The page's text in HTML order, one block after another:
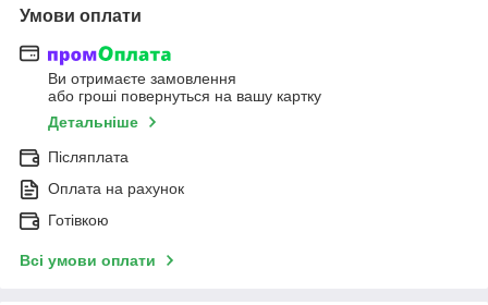
Умови оплати
Ви отримаєте замовлення
або гроші повернуться на вашу картку
Детальніше
Післяплата
Оплата на рахунок
Готівкою
Всі умови оплати